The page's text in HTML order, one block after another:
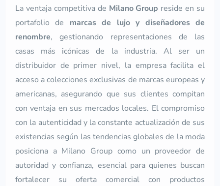
La ventaja competitiva de Milano Group reside en su
portafolio de marcas de lujo y diseñadores de
renombre, gestionando representaciones de las
casas más icónicas de la industria. Al ser un
distribuidor de primer nivel, la empresa facilita el
acceso a colecciones exclusivas de marcas europeas y
americanas, asegurando que sus clientes compitan
con ventaja en sus mercados locales. El compromiso
con la autenticidad y la constante actualización de sus
existencias según las tendencias globales de la moda
posiciona a Milano Group como un proveedor de
autoridad y confianza, esencial para quienes buscan
fortalecer su oferta comercial con productos